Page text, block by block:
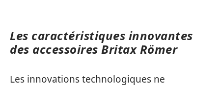
Les caractéristiques innovantes
des accessoires Britax Römer
Les innovations technologiques ne